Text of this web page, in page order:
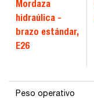
Mordaza
hidraúlica -
brazo estándar,
E26
Peso operativo